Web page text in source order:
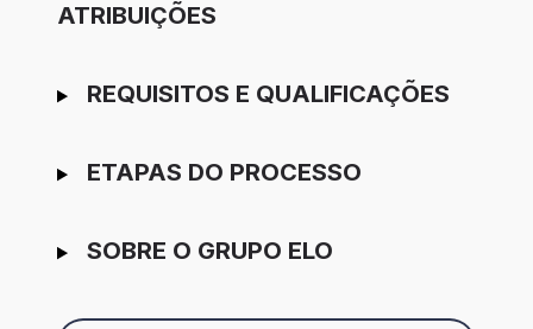
ATRIBUIÇÕES
REQUISITOS E QUALIFICAÇÕES
ETAPAS DO PROCESSO
SOBRE O GRUPO ELO